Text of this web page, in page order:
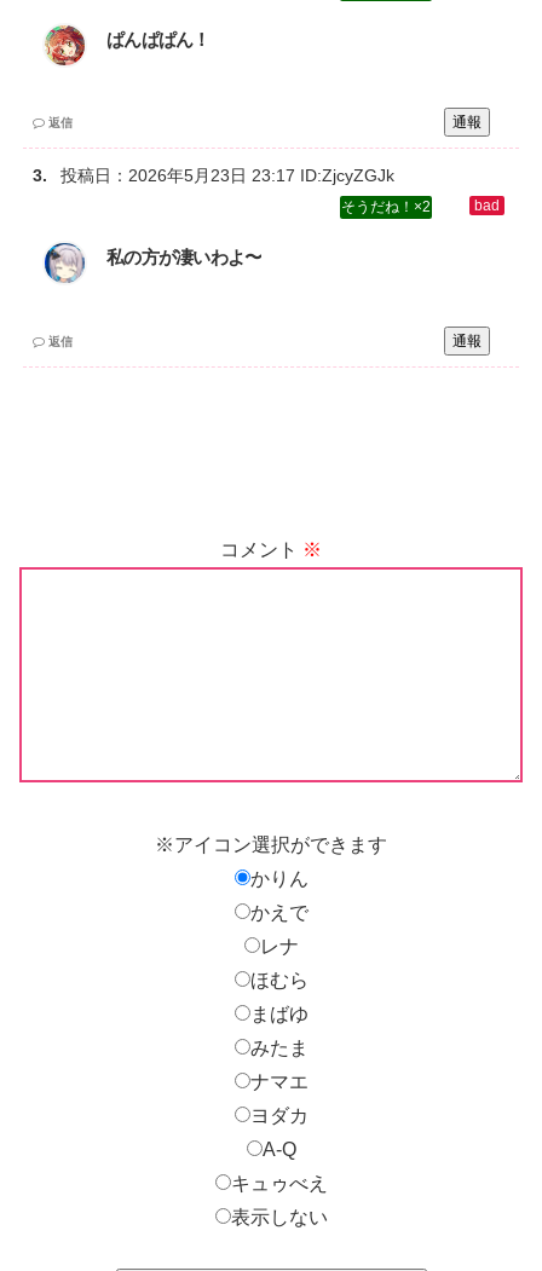
ぱんぱぱん！
通報
返信
投稿日：2026年5月23日 23:17 ID:ZjcyZGJk
2
私の方が凄いわよ〜
通報
返信
コメント ※
※アイコン選択ができます
かりん
かえで
レナ
ほむら
まばゆ
みたま
ナマエ
ヨダカ
A-Q
キュゥべえ
表示しない